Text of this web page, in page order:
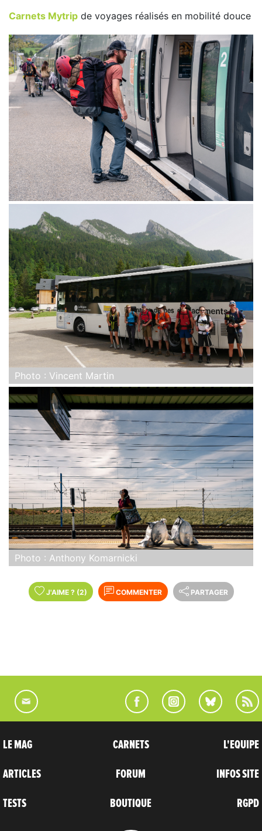
Carnets Mytrip de voyages réalisés en mobilité douce
Photo : Vincent Martin
Photo : Anthony Komarnicki
J'AIME ? (2) COMMENTER PARTAGER
LE MAG
ARTICLES
TESTS
CARNETS
FORUM
BOUTIQUE
L'EQUIPE
INFOS SITE
RGPD